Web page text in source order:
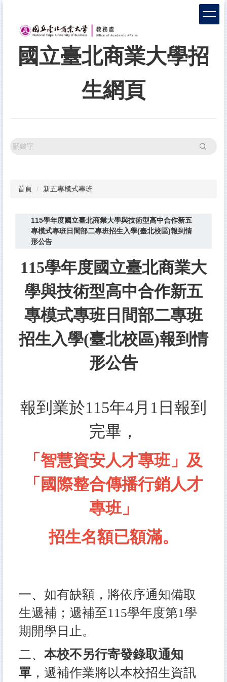
國立臺北商業大學招
生網頁
搜尋
首頁 新五專模式專班
115學年度國立臺北商業大學與技術型高中合作新五
專模式專班日間部二專班招生入學(臺北校區)報到情
形公告
115學年度國立臺北商業大
學與技術型高中合作新五
專模式專班日間部二專班
招生入學(臺北校區)報到情
形公告
報到業於115年4月1日報到
完畢，
「智慧資安人才專班」及
「國際整合傳播行銷人才
專班」
招生名額已額滿。
一、 如有缺額，將依序通知備取
生遞補；遞補至115學年度第1學
期開學日止。
二、 本校不另行寄發錄取通知
單 ，遞補作業將以本校招生資訊